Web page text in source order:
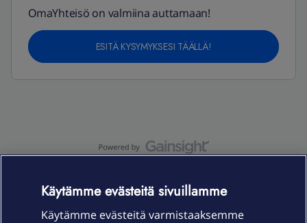
OmaYhteisö on valmiina auttamaan!
ESITÄ KYSYMYKSESI TÄÄLLÄ!
Käytämme evästeitä sivuillamme
Käytämme evästeitä varmistaaksemme